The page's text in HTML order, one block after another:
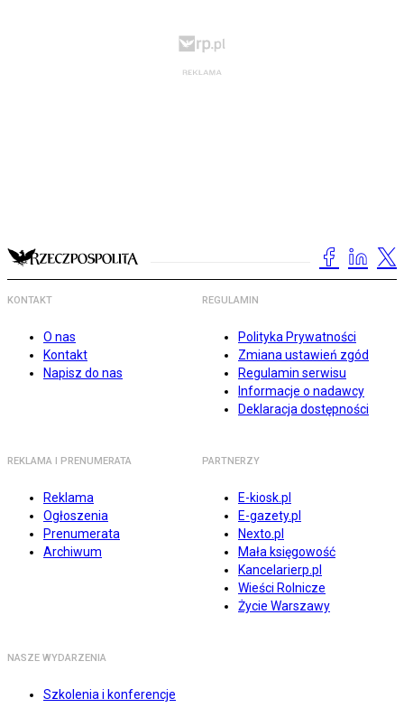
KONTAKT
O nas
Kontakt
Napisz do nas
REGULAMIN
Polityka Prywatności
Zmiana ustawień zgód
Regulamin serwisu
Informacje o nadawcy
Deklaracja dostępności
REKLAMA I PRENUMERATA
Reklama
Ogłoszenia
Prenumerata
Archiwum
PARTNERZY
E-kiosk.pl
E-gazety.pl
Nexto.pl
Mała księgowość
Kancelarierp.pl
Wieści Rolnicze
Życie Warszawy
NASZE WYDARZENIA
Szkolenia i konferencje